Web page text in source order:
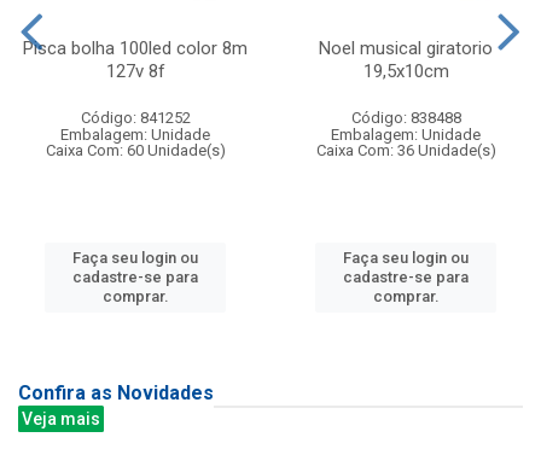
Pisca bolha 100led color 8m
127v 8f
Código: 841252
Embalagem: Unidade
Caixa Com: 60 Unidade(s)
Faça seu login ou
cadastre-se para
comprar.
Noel musical giratorio
19,5x10cm
Código: 838488
Embalagem: Unidade
Caixa Com: 36 Unidade(s)
Faça seu login ou
cadastre-se para
comprar.
Confira as Novidades
Veja mais